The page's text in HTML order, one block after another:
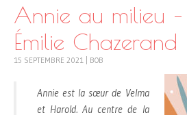
Annie au milieu –
Émilie Chazerand
15 SEPTEMBRE 2021 BOB
Annie est la sœur de Velma
et Harold. Au centre de la